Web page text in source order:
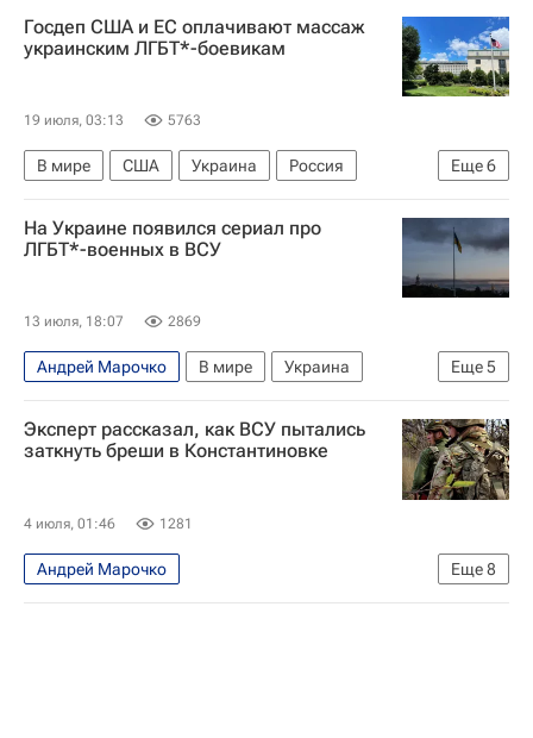
Госдеп США и ЕС оплачивают массаж
украинским ЛГБТ*-боевикам
19 июля, 03:13 5763
Еще6
В мире США Украина
Россия
Олег Волошин
Владимир Путин
Дональд Трамп
Вооруженные силы Украины
Евросоюз
На Украине появился сериал про
ЛГБТ*-военных в ВСУ
13 июля, 18:07 2869
Еще5
Андрей Марочко В мире
Украина
Нидерланды
Красный Лиман
Джордж Сорос
Вооруженные силы Украины
Эксперт рассказал, как ВСУ пытались
заткнуть бреши в Константиновке
4 июля, 01:46 1281
Еще8
Андрей Марочко
Специальная военная операция на Украине